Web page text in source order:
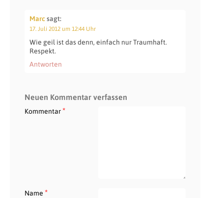
Marcsagt:
17. Juli 2012 um 12:44 Uhr
Wie geil ist das denn, einfach nur Traumhaft.
Respekt.
Antworten
Neuen Kommentar verfassen
Kommentar*
Name *